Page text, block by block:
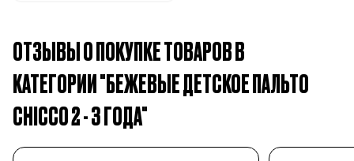
ОТЗЫВЫ О ПОКУПКЕ ТОВАРОВ В
КАТЕГОРИИ "БЕЖЕВЫЕ ДЕТСКОЕ ПАЛЬТО
CHICCO 2 - 3 ГОДА"